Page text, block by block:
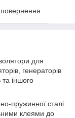
для
генераторів
та іншого
пружинної сталі
клеями до